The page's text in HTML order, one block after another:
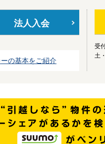
法人入会
の基本をご紹介
受
土